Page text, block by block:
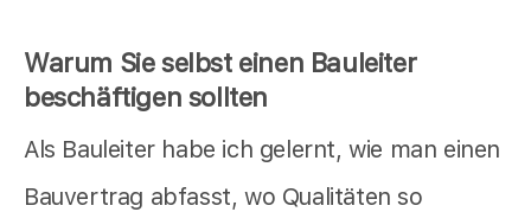
Warum Sie selbst einen Bauleiter
beschäftigen sollten
Als Bauleiter habe ich gelernt, wie man einen
Bauvertrag abfasst, wo Qualitäten so